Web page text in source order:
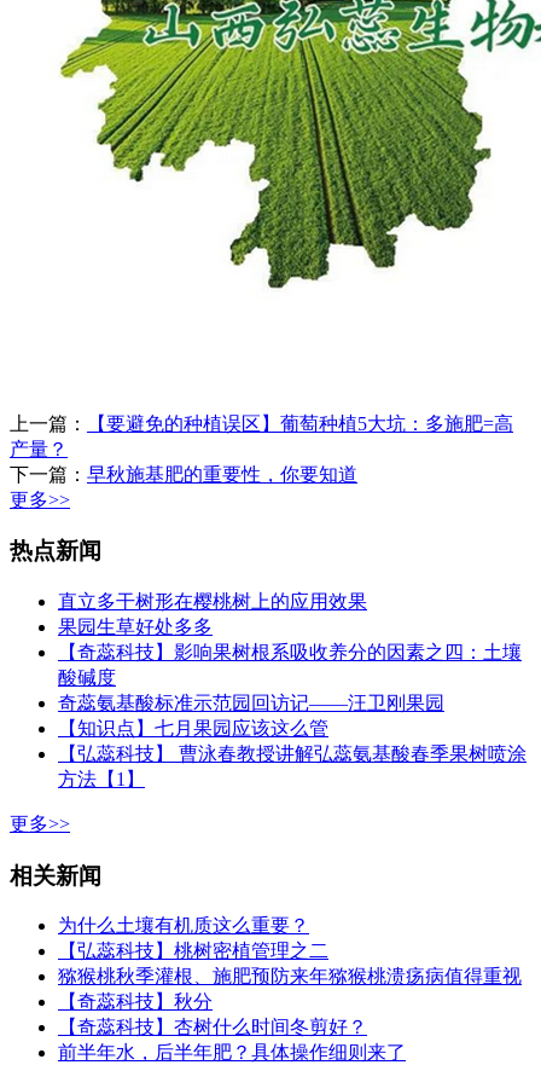
上一篇：
【要避免的种植误区】葡萄种植5大坑：多施肥=高
产量？
下一篇： 早秋施基肥的重要性，你要知道
更多>>
热点新闻
直立多干树形在樱桃树上的应用效果
果园生草好处多多
【奇蕊科技】影响果树根系吸收养分的因素之四：土壤
酸碱度
奇蕊氨基酸标准示范园回访记——汪卫刚果园
【知识点】七月果园应该这么管
【弘蕊科技】 曹泳春教授讲解弘蕊氨基酸春季果树喷涂
方法【1】
更多>>
相关新闻
为什么土壤有机质这么重要？
【弘蕊科技】桃树密植管理之二
猕猴桃秋季灌根、施肥预防来年猕猴桃溃疡病值得重视
【奇蕊科技】秋分
【奇蕊科技】杏树什么时间冬剪好？
前半年水，后半年肥？具体操作细则来了